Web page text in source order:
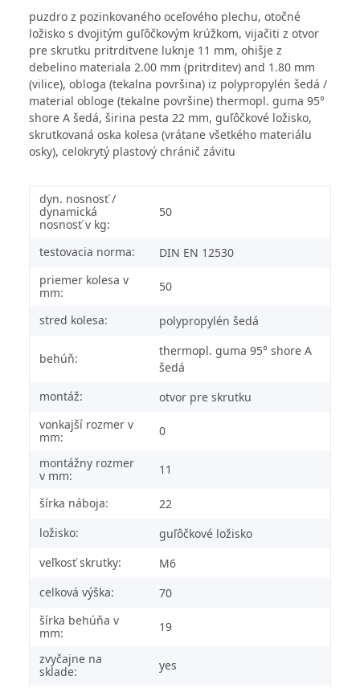
puzdro z pozinkovaného oceľového plechu, otočné
ložisko s dvojitým guľôčkovým krúžkom, vijačiti z otvor
pre skrutku pritrditvene luknje 11 mm, ohišje z
debelino materiala 2.00 mm (pritrditev) and 1.80 mm
(vilice), obloga (tekalna površina) iz polypropylén šedá /
material obloge (tekalne površine) thermopl. guma 95°
shore A šedá, širina pesta 22 mm, guľôčkové ložisko,
skrutkovaná oska kolesa (vrátane všetkého materiálu
osky), celokrytý plastový chránič závitu
dyn. nosnosť /
dynamická
nosnosť v kg:
50
testovacia norma:
DIN EN 12530
priemer kolesa v
mm:
50
stred kolesa: polypropylén šedá
behúň:
thermopl. guma 95° shore A
šedá
montáž:
otvor pre skrutku
vonkajší rozmer v
mm:
0
montážny rozmer
v mm:
11
šírka náboja:
22
ložisko:
guľôčkové ložisko
veľkosť skrutky:
M6
celková výška:
70
šírka behúňa v
mm:
19
zvyčajne na
sklade:
yes